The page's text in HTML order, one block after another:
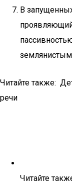
В
Читайте также:
речи
Читайте